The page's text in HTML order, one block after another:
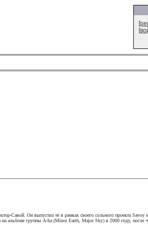
[
[
Савой. Он выпустил её в рамках своего сольного проекта
альбоме группы A-ha (Minor Earth, Major Sky) в 2000 году, после